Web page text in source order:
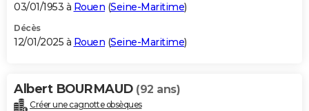
03/01/1953 à Rouen (Seine-Maritime)
Décès
12/01/2025 à Rouen (Seine-Maritime)
Albert BOURMAUD (92 ans)
Créer une cagnotte obsèques